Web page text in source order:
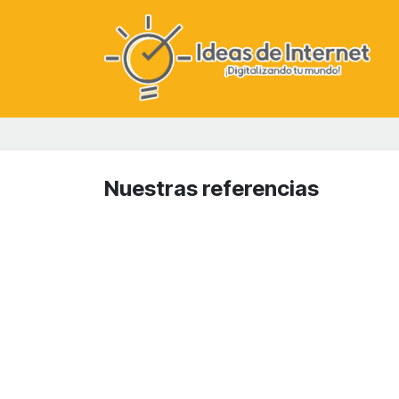
Nuestras referencias